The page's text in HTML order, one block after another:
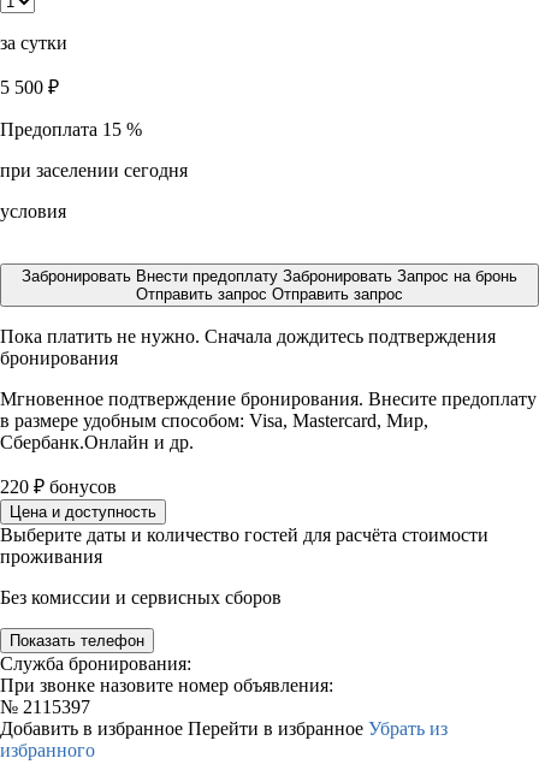
за сутки
5 500 ₽
Предоплата 15 %
при заселении сегодня
условия
Забронировать Внести предоплату Забронировать Запрос на бронь
Отправить запрос Отправить запрос
Пока платить не нужно. Сначала дождитесь подтверждения
бронирования
Мгновенное подтверждение бронирования. Внесите предоплату
в размере удобным способом: Visa, Mastercard, Мир,
Сбербанк.Онлайн и др.
220 ₽ бонусов
Цена и доступность
Выберите даты и количество гостей для расчёта стоимости
проживания
Без комиссии и сервисных сборов
Показать телефон
Служба бронирования:
При звонке назовите номер объявления:
№ 2115397
Добавить в избранное Перейти в избранное Убрать из
избранного